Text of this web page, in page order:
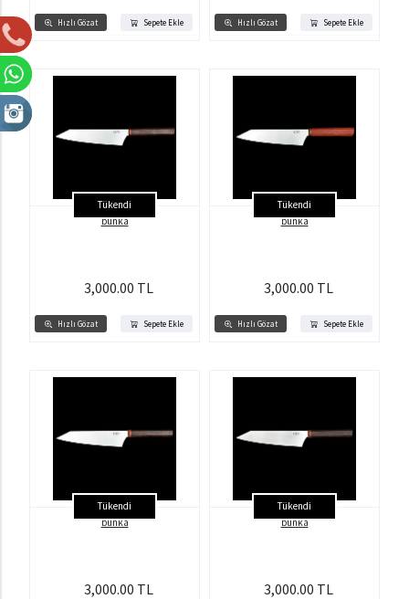
Hızlı Gözat Sepete Ekle Hızlı Gözat Sepete Ekle
Tükendi
Hızlı Gözat Sepete Ekle
bunka
3,000.00 TL
Tükendi
Hızlı Gözat Sepete Ekle
bunka
3,000.00 TL
Tükendi
bunka
3,000.00 TL
Tükendi
bunka
3,000.00 TL